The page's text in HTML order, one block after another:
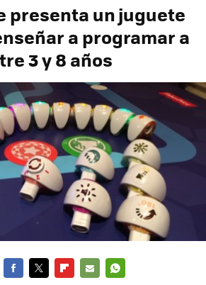
presenta un juguete
a programar a
3 y 8 años